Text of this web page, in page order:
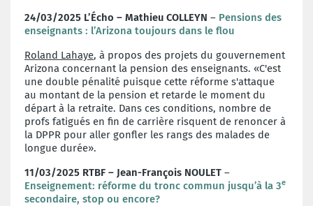
24/03/2025 L’Écho – Mathieu COLLEYN – Pensions des
enseignants : l’Arizona toujours dans le flou
Roland Lahaye, à propos des projets du gouvernement
Arizona concernant la pension des enseignants. «C'est
une double pénalité puisque cette réforme s'attaque
au montant de la pension et retarde le moment du
départ à la retraite. Dans ces conditions, nombre de
profs fatigués en fin de carrière risquent de renoncer à
la DPPR pour aller gonfler les rangs des malades de
longue durée».
11/03/2025 RTBF – Jean-François NOULET –
Enseignement: réforme du tronc commun jusqu’à la 3e
secondaire, stop ou encore?